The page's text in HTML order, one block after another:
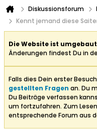
Diskussionsforum
Kennt jemand diese
Die Website ist
Änderungen findest Du in
Falls dies Dein erster
gestellten Fragen an. Du
Du Beiträge verfassen
um fortzufahren. Zum
entsprechende Forum aus